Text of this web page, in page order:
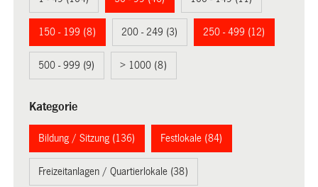
150 - 199 (8) 200 - 249 (3) 250 - 499 (12)
500 - 999 (9) > 1000 (8)
Kategorie
Bildung / Sitzung (136) Festlokale (84)
Freizeitanlagen / Quartierlokale (38)